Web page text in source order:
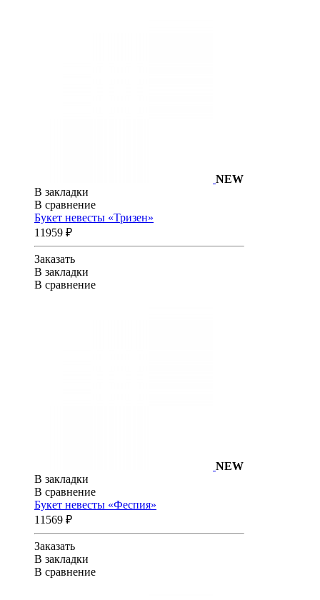
NEW
В закладки
В сравнение
Букет невесты «Тризен»
11959 ₽
Заказать
В закладки
В сравнение
NEW
В закладки
В сравнение
Букет невесты «Феспия»
11569 ₽
Заказать
В закладки
В сравнение